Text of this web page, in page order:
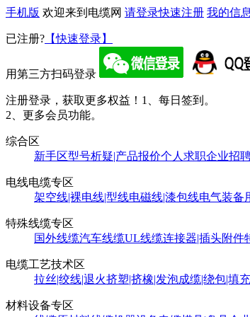
手机版 欢迎来到电缆网 请登录快速注册 我的信息
已注册? 【快速登录】
用第三方扫码登录
注册登录，获取更多权益！ 1、每日签到。
2、更多会员功能。
综合区
新手区型号析疑|产品报价个人求职企业招
电线电缆专区
架空线|裸电线|型线电磁线|漆包线电气装备
特殊线缆专区
国外线缆汽车线缆UL线缆连接器|插头附件
电缆工艺技术区
拉丝|绞线|退火挤塑|挤橡|发泡成缆|绕包|填充
材料设备专区